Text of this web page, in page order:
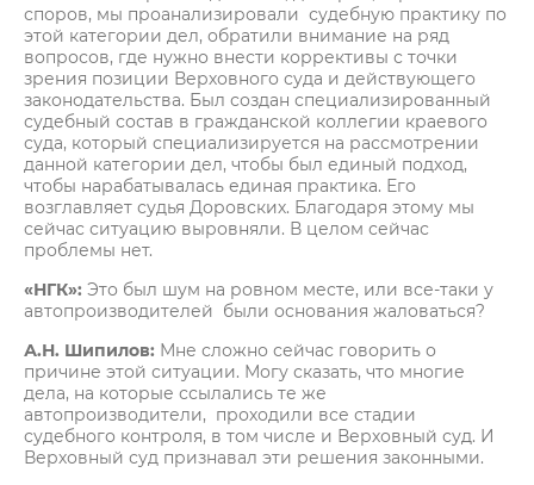
споров, мы проанализировали судебную практику по
этой категории дел, обратили внимание на ряд
вопросов, где нужно внести коррективы с точки
зрения позиции Верховного суда и действующего
законодательства. Был создан специализированный
судебный состав в гражданской коллегии краевого
суда, который специализируется на рассмотрении
данной категории дел, чтобы был единый подход,
чтобы нарабатывалась единая практика. Его
возглавляет судья Доровских. Благодаря этому мы
сейчас ситуацию выровняли. В целом сейчас
проблемы нет.
«НГК»: Это был шум на ровном месте, или все-таки у
автопроизводителей были основания жаловаться?
А.Н. Шипилов: Мне сложно сейчас говорить о
причине этой ситуации. Могу сказать, что многие
дела, на которые ссылались те же
автопроизводители, проходили все стадии
судебного контроля, в том числе и Верховный суд. И
Верховный суд признавал эти решения законными.